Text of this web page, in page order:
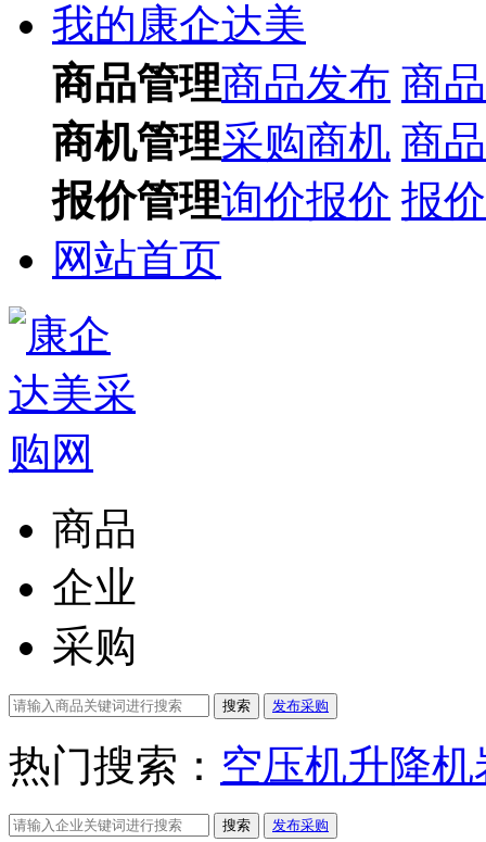
我的康企达美
商品管理商品发布 商
商机管理采购商机 商
报价管理询价报价 报
网站首页
商品
企业
采购
搜索 发布采购
热门搜索： 空压机升降机
搜索 发布采购